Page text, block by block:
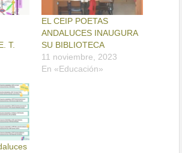
T.
EL CEIP POETAS
ANDALUCES INAUGURA
SU BIBLIOTECA
11 noviembre, 2023
En «Educación»